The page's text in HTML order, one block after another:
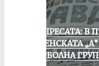
ОТ ПРЕСАТА: В
РУСЕНСКАТА
ФУТБОЛНА